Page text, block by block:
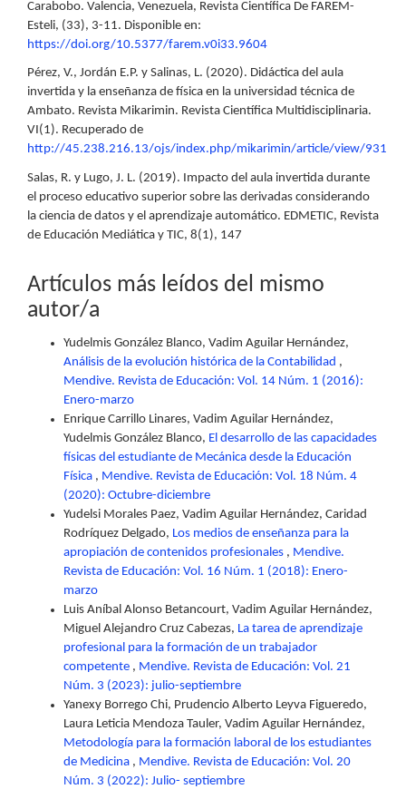
Carabobo. Valencia, Venezuela, Revista Científica De FAREM-
Esteli, (33), 3-11. Disponible en:
https://doi.org/10.5377/farem.v0i33.9604
Pérez, V., Jordán E.P. y Salinas, L. (2020). Didáctica del aula
invertida y la enseñanza de física en la universidad técnica de
Ambato. Revista Mikarimin. Revista Científica Multidisciplinaria.
VI(1). Recuperado de
http://45.238.216.13/ojs/index.php/mikarimin/article/view/931
Salas, R. y Lugo, J. L. (2019). Impacto del aula invertida durante
el proceso educativo superior sobre las derivadas considerando
la ciencia de datos y el aprendizaje automático. EDMETIC, Revista
de Educación Mediática y TIC, 8(1), 147
Artículos más leídos del mismo
autor/a
Yudelmis González Blanco, Vadim Aguilar Hernández,
Análisis de la evolución histórica de la Contabilidad ,
Mendive. Revista de Educación: Vol. 14 Núm. 1 (2016):
Enero-marzo
Enrique Carrillo Linares, Vadim Aguilar Hernández,
Yudelmis González Blanco, El desarrollo de las capacidades
físicas del estudiante de Mecánica desde la Educación
Física , Mendive. Revista de Educación: Vol. 18 Núm. 4
(2020): Octubre-diciembre
Yudelsi Morales Paez, Vadim Aguilar Hernández, Caridad
Rodríquez Delgado, Los medios de enseñanza para la
apropiación de contenidos profesionales , Mendive.
Revista de Educación: Vol. 16 Núm. 1 (2018): Enero-
marzo
Luis Aníbal Alonso Betancourt, Vadim Aguilar Hernández,
Miguel Alejandro Cruz Cabezas, La tarea de aprendizaje
profesional para la formación de un trabajador
competente , Mendive. Revista de Educación: Vol. 21
Núm. 3 (2023): julio-septiembre
Yanexy Borrego Chi, Prudencio Alberto Leyva Figueredo,
Laura Leticia Mendoza Tauler, Vadim Aguilar Hernández,
Metodología para la formación laboral de los estudiantes
de Medicina , Mendive. Revista de Educación: Vol. 20
Núm. 3 (2022): Julio- septiembre